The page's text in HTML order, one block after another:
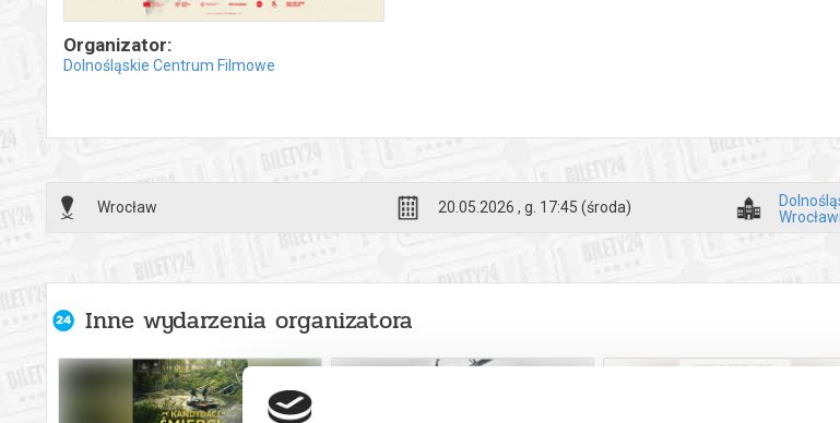
Organizator:
Dolnośląskie Centrum Filmowe
Wrocław 20.05.2026 , g. 17:45 (środa)
Inne wydarzenia organizatora